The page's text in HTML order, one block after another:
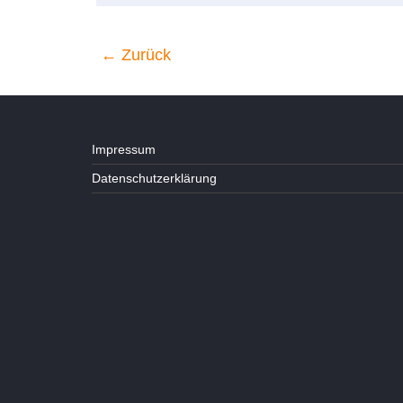
← Zurück
Impressum
Datenschutzerklärung